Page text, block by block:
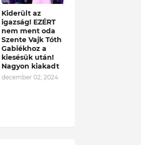
Kiderült az
igazság! EZÉRT
nem ment oda
Szente Vajk Tóth
Gabiékhoz a
kiesésük után!
Nagyon kiakadt
december 02, 2024